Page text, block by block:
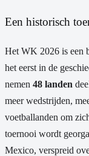
Een historisch
Het WK 2026 is een
het eerst in de
nemen 48 landen
meer wedstrijden,
voetballanden om
toernooi wordt
Mexico, verspreid